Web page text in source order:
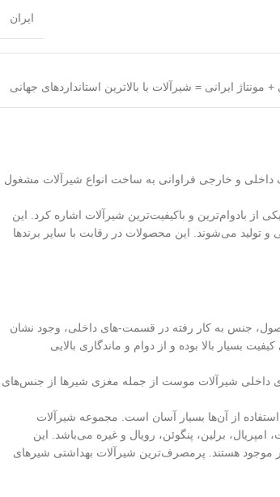
ایران
و خارجی فراوانی به ساخت انواع شیرآلات مشغول
از بادوام‌ترین و باکیفیت‌ترین شیرآلات اشاره کرد. این
می‌شوند. این محصولات در رقابت با سایر برندها
جنس به کار رفته در قسمت-های داخلی، وجود نشان
بسیار بالا بوده و از دوام و ماندگاری بالایی
داخلی شیرآلات موست از جمله مغزی شیرها از جنس‌های
از آن‌ها بسیار آسان است. مجموعه شیرآلات
برلین، پنگوئن، رویال و غیره می‌باشد. این
موجود هستند. پرمصرف‌ترین شیرآلات بهداشتی شیرهای